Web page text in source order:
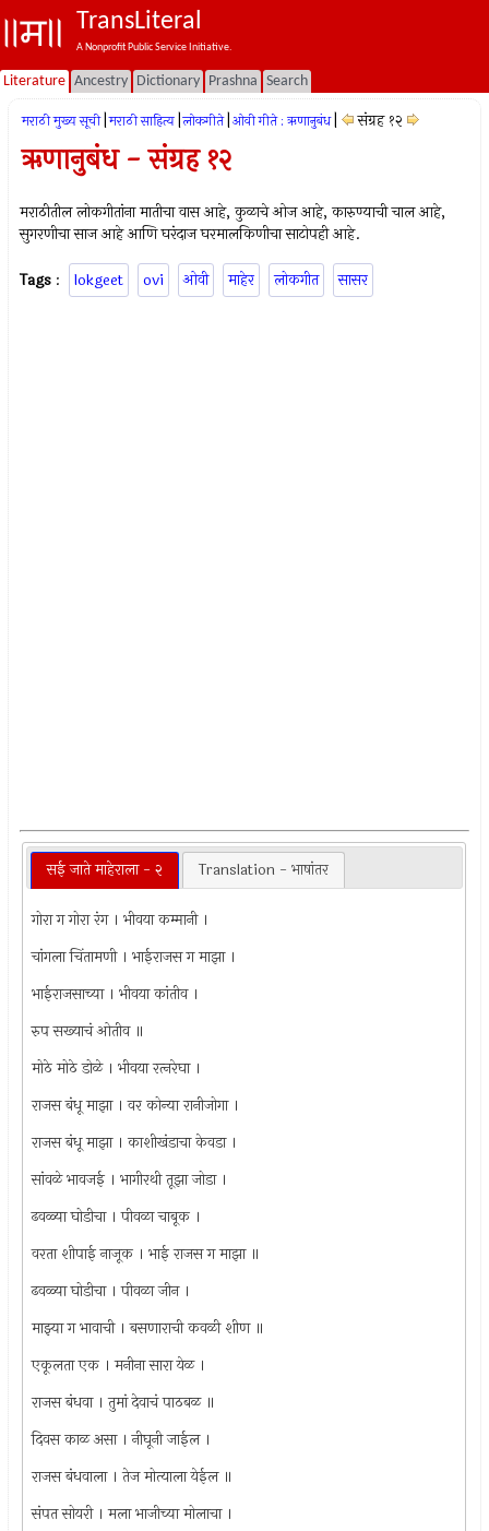
TransLiteral
A Nonprofit Public Service Initiative.
Literature Ancestry Dictionary Prashna Search
मराठी मुख्य सूची मराठी साहित्य लोकगीते ओवी गीते : ऋणानुबंध संग्रह १२
ऋणानुबंध - संग्रह १२
मराठीतील लोकगीतांना मातीचा वास आहे, कुळाचे ओज आहे, कारुण्याची चाल आहे,
सुगरणीचा साज आहे आणि घरंदाज घरमालकिणीचा साटोपही आहे.
Tags : lokgeet ovi ओवी माहेर लोकगीत सासर
सई जाते माहेराला - २ Translation - भाषांतर
गोरा ग गोरा रंग । भीवया कम्मानी ।
चांगला चिंतामणी । भाईराजस ग माझा ।
भाईराजसाच्या । भीवया कांतीव ।
रुप सख्याचं ओतीव ॥
मोठे मोठे डोळे । भीवया रत्‍नरेघा ।
राजस बंधू माझा । वर कोन्या रानीजोगा ।
राजस बंधू माझा । काशीखंडाचा केवडा ।
सांवळे भावजई । भागीरथी तूझा जोडा ।
ढवळ्या घोडीचा । पीवळा चाबूक ।
वरता शीपाई नाजूक । भाई राजस ग माझा ॥
ढवळ्या घोडीचा । पीवळा जीन ।
माझ्या ग भावाची । बसणाराची कवळी शीण ॥
एकूलता एक । मनीना सारा येळ ।
राजस बंधवा । तुमां देवाचं पाठबळ ॥
दिवस काळ असा । नीघूनी जाईल ।
राजस बंधवाला । तेज मोत्याला येईल ॥
संपत सोयरी । मला भाजीच्या मोलाचा ।